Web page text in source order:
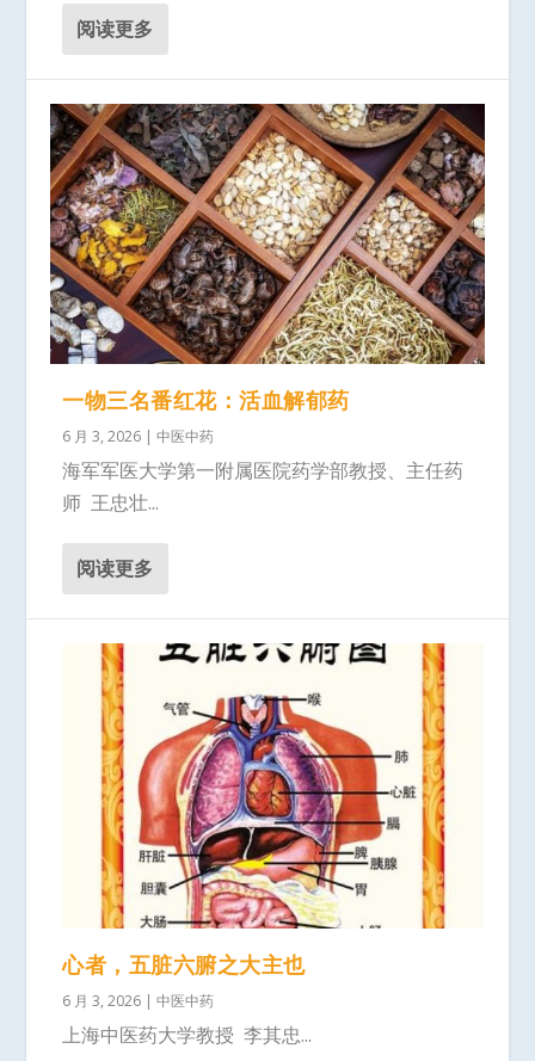
阅读更多
一物三名番红花：活血解郁药
6 月 3, 2026 |中医中药
海军军医大学第一附属医院药学部教授、主任药
师 王忠壮...
阅读更多
心者，五脏六腑之大主也
6 月 3, 2026 |中医中药
上海中医药大学教授 李其忠...